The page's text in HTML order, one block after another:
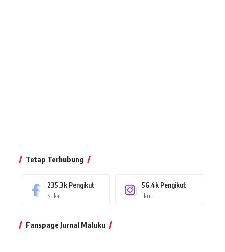
Tetap Terhubung
235.3k Pengikut
Suka
56.4k Pengikut
Ikuti
Fanspage Jurnal Maluku